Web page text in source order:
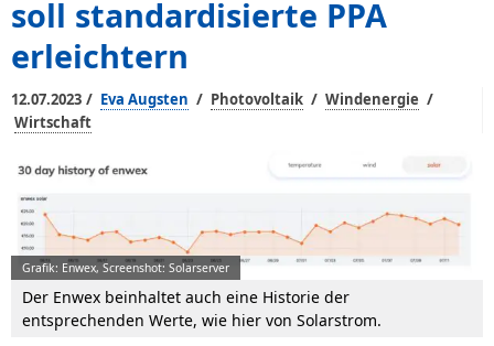
soll standardisierte PPA
erleichtern
12.07.2023 / Eva Augsten / Photovoltaik / Windenergie /
Wirtschaft
Grafik: Enwex, Screenshot: Solarserver
Der Enwex beinhaltet auch eine Historie der
entsprechenden Werte, wie hier von Solarstrom.